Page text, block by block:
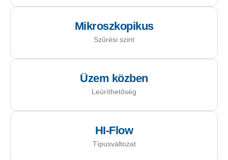
Mikroszkopikus
Szűrési szint
Üzem közben
Leüríthetőség
HI-Flow
Típusváltozat